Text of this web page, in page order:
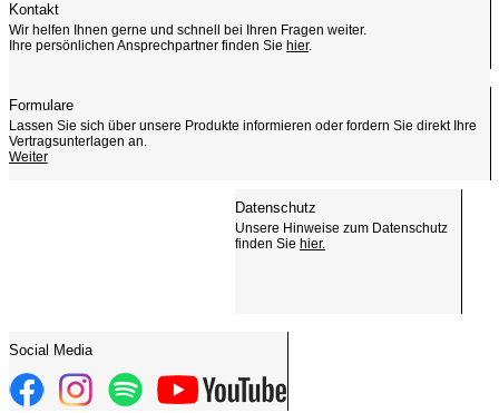
Kontakt
Wir helfen Ihnen gerne und schnell bei Ihren Fragen weiter.
Ihre persönlichen Ansprechpartner finden Sie hier.
Formulare
Lassen Sie sich über unsere Produkte informieren oder fordern Sie direkt Ihre
Vertragsunterlagen an.
Weiter
Datenschutz
Unsere Hinweise zum Datenschutz
finden Sie hier.
Social Media